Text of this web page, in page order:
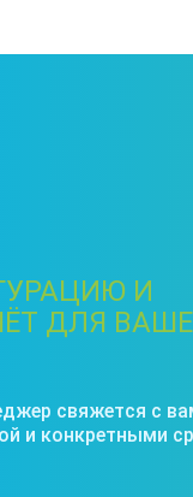
И
ДЛЯ
свяжется с
и конкретными